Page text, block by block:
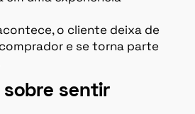
o cliente deixa de
e se torna parte
sobre sentir